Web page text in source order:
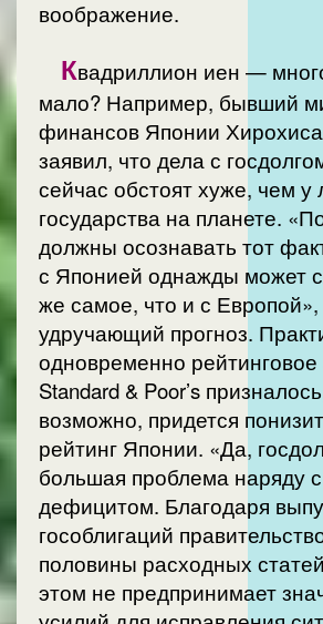
воображение.
Квадриллион иен —
мало? Например, бывший
финансов Японии
заявил, что дела с
сейчас обстоят хуже, чем у
государства на планете.
должны осознавать тот
с Японией однажды может
же самое, что и с
удручающий прогноз.
одновременно рейтинговое
Standard & Poor’s
возможно, придется
рейтинг Японии. «Да,
большая проблема наряду
дефицитом. Благодаря
гособлигаций
половины расходных
этом не предпринимает